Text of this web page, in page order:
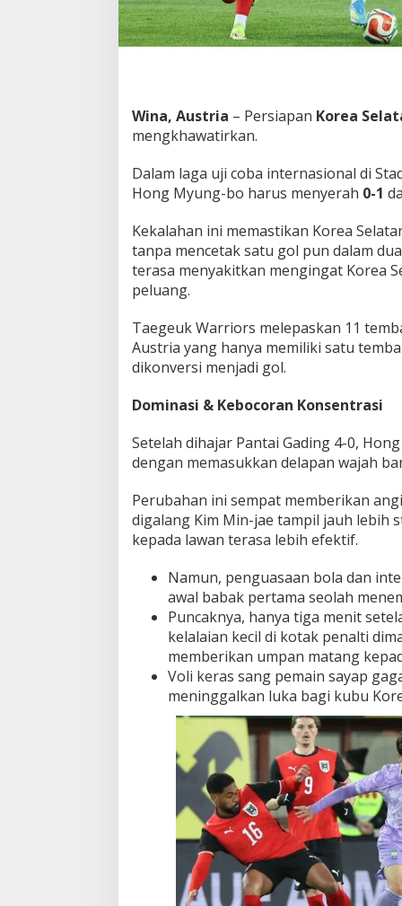
P
u
l
D
a
n
a
n
g
a
o
s
o
n
S
t
a
r
i
i
G
o
l
!
Wina, Austria – Persiapan Korea
mengkhawatirkan.
Dalam laga uji coba internasional di
Hong Myung-bo harus menyerah 0-1
Kekalahan ini memastikan Korea
tanpa mencetak satu gol pun dalam
terasa menyakitkan mengingat Korea
peluang.
Taegeuk Warriors melepaskan 11
Austria yang hanya memiliki satu
dikonversi menjadi gol.
Dominasi & Kebocoran Konsentrasi
Setelah dihajar Pantai Gading 4-0,
dengan memasukkan delapan wajah
Perubahan ini sempat memberikan
digalang Kim Min-jae tampil jauh lebih
kepada lawan terasa lebih efektif.
Namun, penguasaan bola dan
awal babak pertama seolah
Puncaknya, hanya tiga menit
kelalaian kecil di kotak penalti
memberikan umpan matang
Voli keras sang pemain sayap
meninggalkan luka bagi kubu